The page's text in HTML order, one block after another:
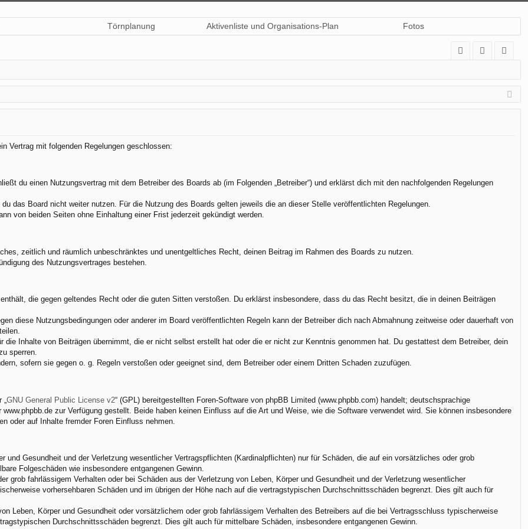
Törnplanung Aktivenliste und Organisations-Plan Fotos
Q
m
el
ist
rie
Vertrag mit folgenden Regelungen geschlossen:
du einen Nutzungsvertrag mit dem Betreiber des Boards ab (im Folgenden „Betreiber“) und erklärst dich mit den nachfolgenden Regelungen
das Board nicht weiter nutzen. Für die Nutzung des Boards gelten jeweils die an dieser Stelle veröffentlichten Regelungen.
von beiden Seiten ohne Einhaltung einer Frist jederzeit gekündigt werden.
zeitlich und räumlich unbeschränktes und unentgeltliches Recht, deinen Beitrag im Rahmen des Boards zu nutzen.
des Nutzungsvertrages bestehen.
die gegen geltendes Recht oder die guten Sitten verstoßen. Du erklärst insbesondere, dass du das Recht besitzt, die in deinen Beiträgen
diese Nutzungsbedingungen oder anderer im Board veröffentlichten Regeln kann der Betreiber dich nach Abmahnung zeitweise oder dauerhaft von
die Inhalte von Beiträgen übernimmt, die er nicht selbst erstellt hat oder die er nicht zur Kenntnis genommen hat. Du gestattest dem Betreiber, dein
sperren.
sofern sie gegen o. g. Regeln verstoßen oder geeignet sind, dem Betreiber oder einem Dritten Schaden zuzufügen.
GNU General Public License v2“ (GPL) bereitgestellten Foren-Software von phpBB Limited (www.phpbb.com) handelt; deutschsprachige
zur Verfügung gestellt. Beide haben keinen Einfluss auf die Art und Weise, wie die Software verwendet wird. Sie können insbesondere
oder auf Inhalte fremder Foren Einfluss nehmen.
und Gesundheit und der Verletzung wesentlicher Vertragspflichten (Kardinalpflichten) nur für Schäden, die auf ein vorsätzliches oder grob
Folgeschäden wie insbesondere entgangenen Gewinn.
grob fahrlässigem Verhalten oder bei Schäden aus der Verletzung von Leben, Körper und Gesundheit und der Verletzung wesentlicher
vorhersehbaren Schäden und im übrigen der Höhe nach auf die vertragstypischen Durchschnittsschäden begrenzt. Dies gilt auch für
Leben, Körper und Gesundheit oder vorsätzlichem oder grob fahrlässigem Verhalten des Betreibers auf die bei Vertragsschluss typischerweise
Durchschnittsschäden begrenzt. Dies gilt auch für mittelbare Schäden, insbesondere entgangenen Gewinn.